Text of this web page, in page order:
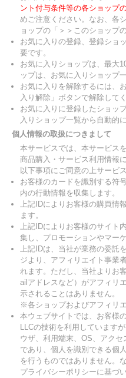
ント付与条件等の各ショップ
めご注意ください。なお、各
ョップの「＞＞このショップ
お気に入りの登録、登録ショ
要です。
お気に入りショップは、最大
ップは、お気に入りショップ
お気に入りを解除するには、
入り解除」ボタンで解除してく
お気に入りに登録したショッ
入りショップ一覧から自動的
個人情報の取扱につきまして
本サービスでは、本サービス
商品購入・サービス利用情報
以下事項にご同意の上サービ
お客様のカードを識別する符
内の行動情報を収集します。
上記IDによりお客様の購買情
ます。
上記IDによりお客様のサイト
集し、プロモーションやマー
上記IDは、当社が業務の委託
ジより、アフィリエイト事業
れます。ただし、当社よりお
ailアドレスなど）がアフィリ
示されることはありません。
※各ショップおよびアフィリ
本ウェブサイトでは、お客様
LLCの技術を利用しています
ウザ、利用端末、OS、アク
であり、個人を識別できる個
を行うものではありません。
プライバシーポリシーに基づ